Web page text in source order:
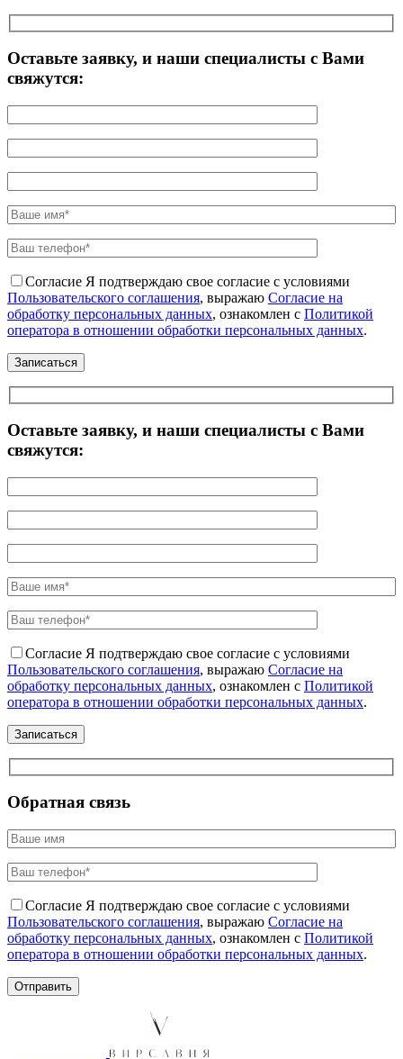
Оставьте заявку, и наши специалисты с Вами
свяжутся:
Согласие Я подтверждаю свое согласие с условиями
Пользовательского соглашения, выражаю Согласие на
обработку персональных данных, ознакомлен с Политикой
оператора в отношении обработки персональных данных.
Оставьте заявку, и наши специалисты с Вами
свяжутся:
Согласие Я подтверждаю свое согласие с условиями
Пользовательского соглашения, выражаю Согласие на
обработку персональных данных, ознакомлен с Политикой
оператора в отношении обработки персональных данных.
Обратная связь
Согласие Я подтверждаю свое согласие с условиями
Пользовательского соглашения, выражаю Согласие на
обработку персональных данных, ознакомлен с Политикой
оператора в отношении обработки персональных данных.